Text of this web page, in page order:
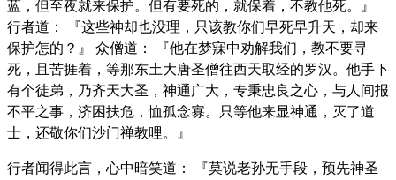
蓝，但至夜就来保护。但有要死的，就保着，不教他死。』
行者道： 『这些神却也没理，只该教你们早死早升天，却来
保护怎的？』 众僧道： 『他在梦寐中劝解我们，教不要寻
死，且苦捱着，等那东土大唐圣僧往西天取经的罗汉。他手下
有个徒弟，乃齐天大圣，神通广大，专秉忠良之心，与人间报
不平之事，济困扶危，恤孤念寡。只等他来显神通，灭了道
士，还敬你们沙门禅教哩。』
行者闻得此言，心中暗笑道： 『莫说老孙无手段，预先神圣